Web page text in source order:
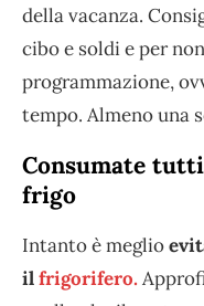
della vacanza.
cibo e soldi e per
programmazione,
tempo. Almeno una
Consumate
frigo
Intanto è meglio
ilfrigorifero.